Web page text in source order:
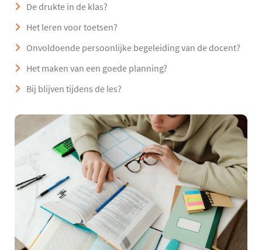
De drukte in de klas?
Het leren voor toetsen?
Onvoldoende persoonlijke begeleiding van de docent?
Het maken van een goede planning?
Bij blijven tijdens de les?